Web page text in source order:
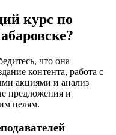
курс по
что она
контента, работа с
акциями и анализ
предложения и
целям.